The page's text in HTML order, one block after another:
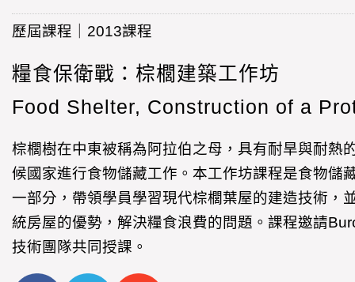
歷屆課程｜2013課程
糧食保衛戰：棕櫚建築工作坊
Food Shelter, Construction of a
棕櫚樹在中東被稱為阿拉伯之母，具有耐旱與耐熱
候國家進行食物儲藏工作。本工作坊課程是食物儲
一部分，帶領學員學習現代棕櫚葉屋的建造技術，
統房屋的優勢，解決糧食浪費的問題。課程邀請
技術團隊共同授課。